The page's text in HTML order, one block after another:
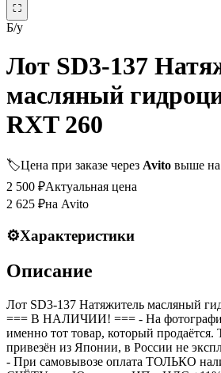
⛶
Б/у
Лот SD3-137
масляный
RXT 260
🏷️Цена при заказе через Avito выше на
2 500 ₽Актуальная цена
2 625 ₽на Avito
⚙️Характеристики
Описание
Лот SD3-137 Натяжитель масляный
=== B НАЛИЧИИ! === - На
именно тот товар, который
привезён из Японии, в России не
- При самовывозе оплата ТОЛЬКО